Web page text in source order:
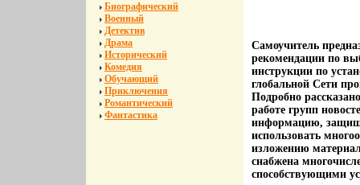
Биографический
Военный
Детектив
Драма
Исторический
Комедия
Обучающий
Приключения
Романтический
Фантастика
Самоучитель
рекомендации по
инструкции по
глобальной Сети
Подробно
работе групп
информацию,
использовать
изложению
снабжена
способствующими